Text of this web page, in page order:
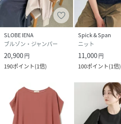
SLOBE IENA
ブルゾン・ジャンパー
20,900円
190ポイント(1倍)
Spick & Span
ニット
11,000円
100ポイント(1倍)